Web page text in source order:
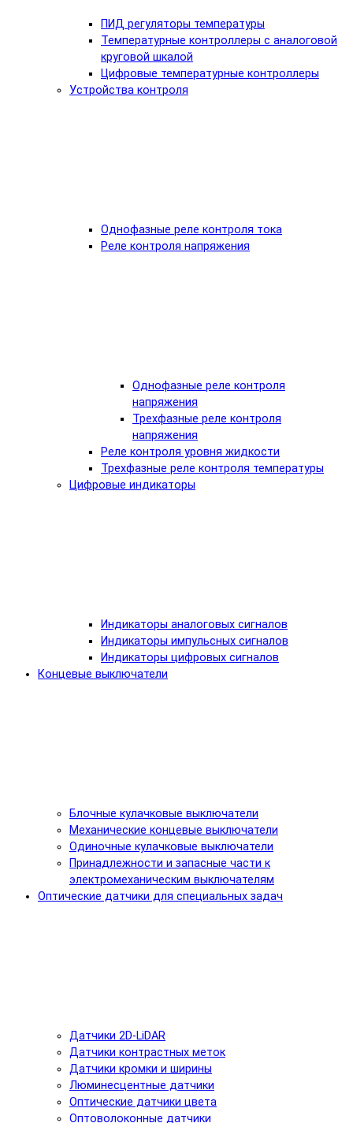
ПИД регуляторы температуры
Температурные контроллеры с аналоговой
круговой шкалой
Цифровые температурные контроллеры
Устройства контроля
Однофазные реле контроля тока
Реле контроля напряжения
Однофазные реле контроля
напряжения
Трехфазные реле контроля
напряжения
Реле контроля уровня жидкости
Трехфазные реле контроля температуры
Цифровые индикаторы
Индикаторы аналоговых сигналов
Индикаторы импульсных сигналов
Индикаторы цифровых сигналов
Концевые выключатели
Блочные кулачковые выключатели
Механические концевые выключатели
Одиночные кулачковые выключатели
Принадлежности и запасные части к
электромеханическим выключателям
Оптические датчики для специальных задач
Датчики 2D-LiDAR
Датчики контрастных меток
Датчики кромки и ширины
Люминесцентные датчики
Оптические датчики цвета
Оптоволоконные датчики